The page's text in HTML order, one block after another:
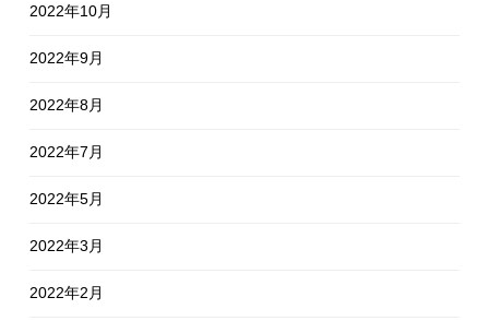
2022年10月
2022年9月
2022年8月
2022年7月
2022年5月
2022年3月
2022年2月